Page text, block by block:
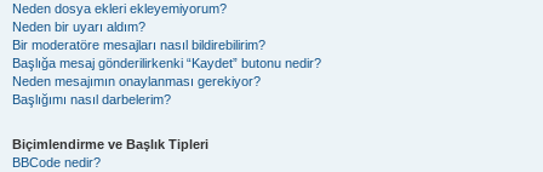
Neden dosya ekleri ekleyemiyorum?
Neden bir uyarı aldım?
Bir moderatöre mesajları nasıl bildirebilirim?
Başlığa mesaj gönderilirkenki “Kaydet” butonu nedir?
Neden mesajımın onaylanması gerekiyor?
Başlığımı nasıl darbelerim?
Biçimlendirme ve Başlık Tipleri
BBCode nedir?